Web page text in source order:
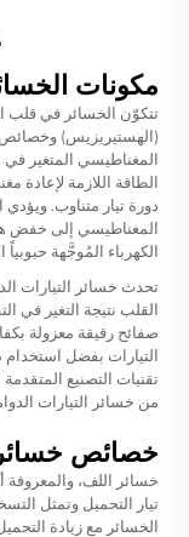
مكونات
تتكوّن الخسائر في قلب
(الهستيريزيس) وخصائص
المغناطيسي المتغير
الطاقة اللازمة لإعادة
دورة تيار متناوب. ويؤدي
المغناطيسي إلى خفض
الكهرباء المُوجَّهة حبوبياً
تحدث خسائر التيارات
القلب نتيجة التغير في
صفائح رقيقة معزولة
التيارات بفضل استخدام
تقنيات التصنيع
من خسائر التيارات
خصائص خسائر
تيار التحميل وتمثل
الخسائر مع زيادة